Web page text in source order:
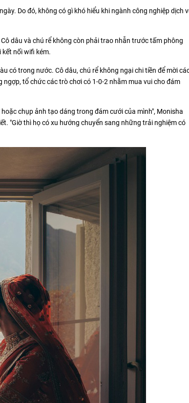
Do đó, không có gì khó hiểu khi ngành công nghiệp dịch
dâu và chú rể không còn phải trao nhẫn trước tấm phông
nối wifi kém.
có trong nước. Cô dâu, chú rể không ngại chi tiền để mời
tổ chức các trò chơi có 1-0-2 nhằm mua vui cho đám
chụp ảnh tạo dáng trong đám cưới của mình", Monisha
"Giờ thì họ có xu hướng chuyển sang những trải nghiệm có